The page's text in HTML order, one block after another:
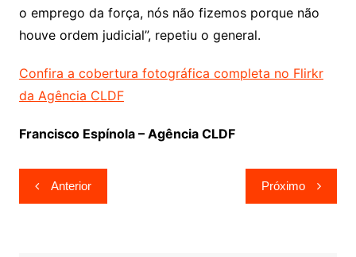
o emprego da força, nós não fizemos porque não
houve ordem judicial”, repetiu o general.
Confira a cobertura fotográfica completa no Flirkr
da Agência CLDF
Francisco Espínola – Agência CLDF
Navegação
de
Anterior Próximo